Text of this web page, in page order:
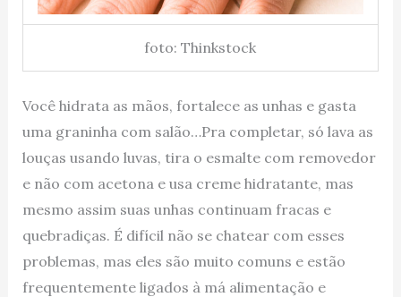
foto: Thinkstock
Você hidrata as mãos, fortalece as unhas e gasta
uma graninha com salão…Pra completar, só lava as
louças usando luvas, tira o esmalte com removedor
e não com acetona e usa creme hidratante, mas
mesmo assim suas unhas continuam fracas e
quebradiças. É difícil não se chatear com esses
problemas, mas eles são muito comuns e estão
frequentemente ligados à má alimentação e